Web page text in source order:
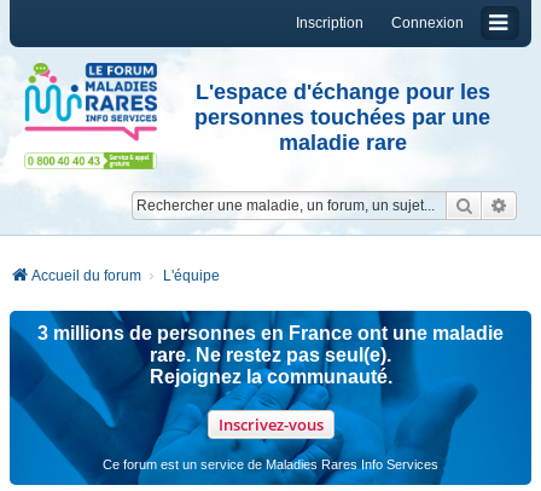
Connexion
Inscription
L'espace d'échange pour les
personnes touchées par une
maladie rare
Accueil du forum L'équipe
3 millions de personnes en France ont une maladie
rare. Ne restez pas seul(e).
Rejoignez la communauté.
Inscrivez-vous
Ce forum est un service de Maladies Rares Info Services